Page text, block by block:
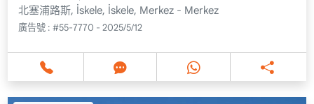
北塞浦路斯, İskele, İskele, Merkez - Merkez
廣告號 : #55-7770 - 2025/5/12